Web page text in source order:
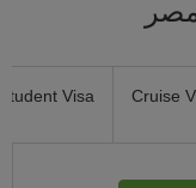
Cruise
Student Visa